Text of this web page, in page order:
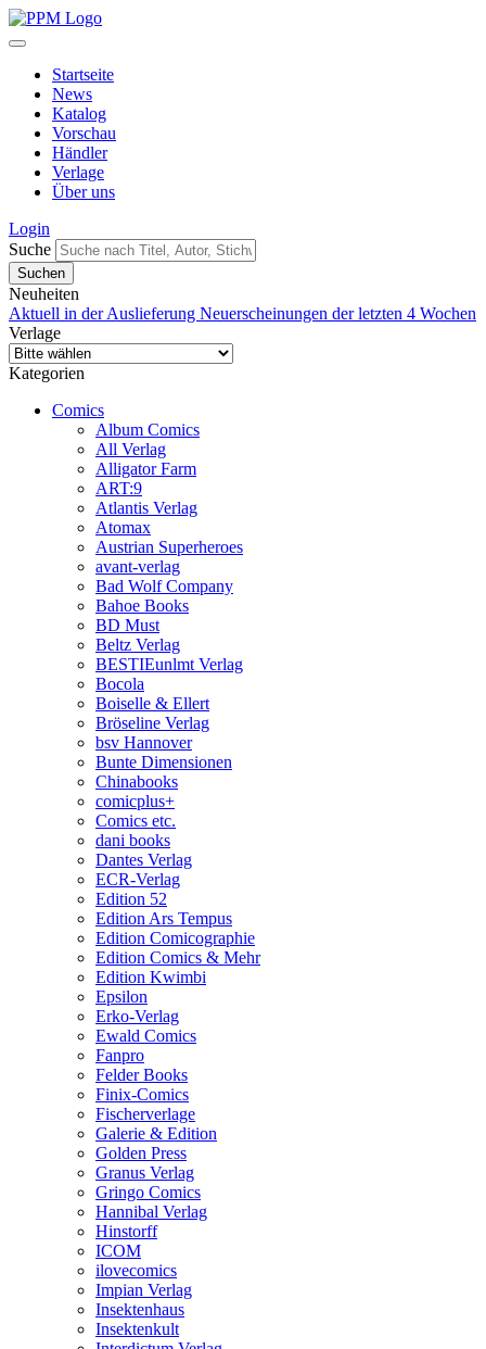
Startseite
News
Katalog
Vorschau
Händler
Verlage
Über uns
Login
Suche
Neuheiten
Aktuell in der Auslieferung Neuerscheinungen der letzten 4 Wochen
Verlage
Kategorien
Comics
Album Comics
All Verlag
Alligator Farm
ART:9
Atlantis Verlag
Atomax
Austrian Superheroes
avant-verlag
Bad Wolf Company
Bahoe Books
BD Must
Beltz Verlag
BESTIEunlmt Verlag
Bocola
Boiselle & Ellert
Bröseline Verlag
bsv Hannover
Bunte Dimensionen
Chinabooks
comicplus+
Comics etc.
dani books
Dantes Verlag
ECR-Verlag
Edition 52
Edition Ars Tempus
Edition Comicographie
Edition Comics & Mehr
Edition Kwimbi
Epsilon
Erko-Verlag
Ewald Comics
Fanpro
Felder Books
Finix-Comics
Fischerverlage
Galerie & Edition
Golden Press
Granus Verlag
Gringo Comics
Hannibal Verlag
Hinstorff
ICOM
ilovecomics
Impian Verlag
Insektenhaus
Insektenkult